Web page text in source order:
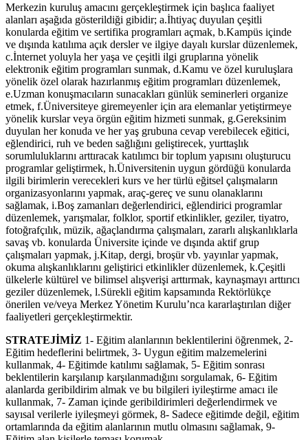
Merkezin kuruluş amacını gerçekleştirmek için başlıca faaliyet
alanları aşağıda gösterildiği gibidir; a.İhtiyaç duyulan çeşitli
konularda eğitim ve sertifika programları açmak, b.Kampüs içinde
ve dışında katılıma açık dersler ve ilgiye dayalı kurslar düzenlemek,
c.İnternet yoluyla her yaşa ve çeşitli ilgi gruplarına yönelik
elektronik eğitim programları sunmak, d.Kamu ve özel kuruluşlara
yönelik özel olarak hazırlanmış eğitim programları düzenlemek,
e.Uzman konuşmacıların sunacakları günlük seminerleri organize
etmek, f.Üniversiteye giremeyenler için ara elemanlar yetiştirmeye
yönelik kurslar veya örgün eğitim hizmeti sunmak, g.Gereksinim
duyulan her konuda ve her yaş grubuna cevap verebilecek eğitici,
eğlendirici, ruh ve beden sağlığını geliştirecek, yurttaşlık
sorumluluklarını arttıracak katılımcı bir toplum yapısını oluşturucu
programlar geliştirmek, h.Üniversitenin uygun gördüğü konularda
ilgili birimlerin verecekleri kurs ve her türlü eğitsel çalışmaların
organizasyonlarını yapmak, araç-gereç ve sunu olanaklarını
sağlamak, i.Boş zamanları değerlendirici, eğlendirici programlar
düzenlemek, yarışmalar, folklor, sportif etkinlikler, geziler, tiyatro,
fotoğrafçılık, müzik, ağaçlandırma çalışmaları, zararlı alışkanlıklarla
savaş vb. konularda Üniversite içinde ve dışında aktif grup
çalışmaları yapmak, j.Kitap, dergi, broşür vb. yayınlar yapmak,
okuma alışkanlıklarını geliştirici etkinlikler düzenlemek, k.Çeşitli
ülkelerle kültürel ve bilimsel alışverişi arttırmak, kaynaşmayı arttırıcı
geziler düzenlemek, l.Sürekli eğitim kapsamında Rektörlükçe
önerilen ve/veya Merkez Yönetim Kurulu’nca kararlaştırılan diğer
faaliyetleri gerçekleştirmektir.
STRATEJİMİZ 1- Eğitim alanlarının beklentilerini öğrenmek, 2-
Eğitim hedeflerini belirtmek, 3- Uygun eğitim malzemelerini
kullanmak, 4- Eğitimde katılımı sağlamak, 5- Eğitim sonrası
beklentilerin karşılanıp karşılanmadığını sorgulamak, 6- Eğitim
alanlarda geribildirim almak ve bu bilgileri iyileştirme amacı ile
kullanmak, 7- Zaman içinde geribildirimleri değerlendirmek ve
sayısal verilerle iyileşmeyi görmek, 8- Sadece eğitimde değil, eğitim
ortamlarında da eğitim alanlarının mutlu olmasını sağlamak, 9-